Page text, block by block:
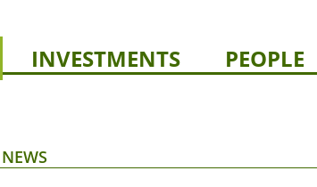
INVESTMENTS PEOPLE
NEWS